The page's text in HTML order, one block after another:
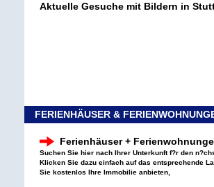
Aktuelle Gesuche mit Bildern in
FERIENHÄUSER &
Ferienhäuser +
Suchen Sie hier nach Ihrer Unterkunft f?r den
Klicken Sie dazu einfach auf das entsprechende
Sie kostenlos Ihre Immobilie anbieten,